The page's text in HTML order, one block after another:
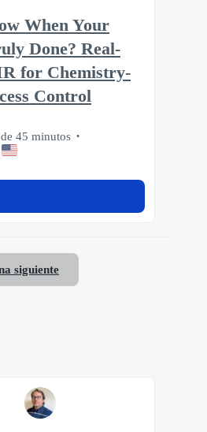
When Your
Done? Real-
for Chemistry-
Control
45 minutos
siguiente